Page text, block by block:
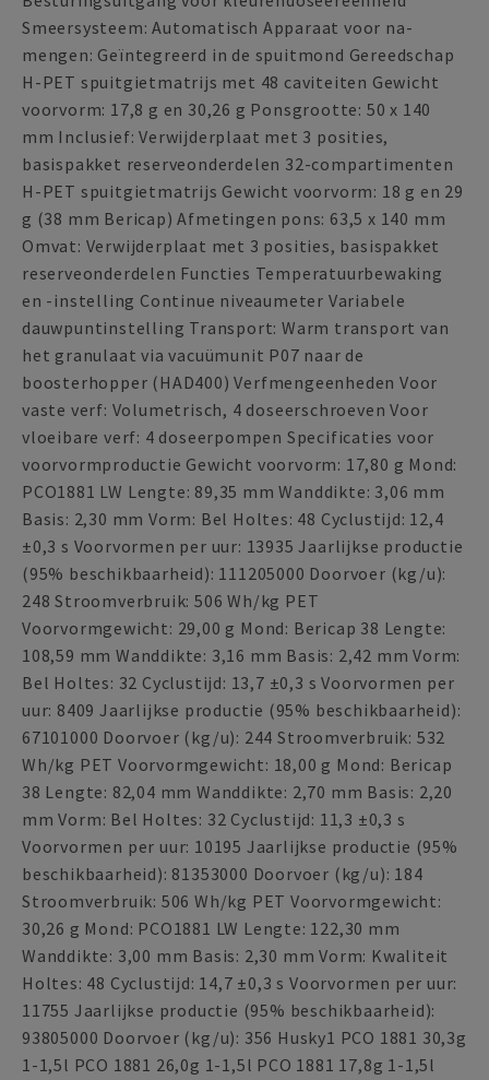
Smeersysteem: Automatisch Apparaat voor na-
mengen: Geïntegreerd in de spuitmond Gereedschap
H-PET spuitgietmatrijs met 48 caviteiten Gewicht
voorvorm: 17,8 g en 30,26 g Ponsgrootte: 50 x 140
mm Inclusief: Verwijderplaat met 3 posities,
basispakket reserveonderdelen 32-compartimenten
H-PET spuitgietmatrijs Gewicht voorvorm: 18 g en 29
g (38 mm Bericap) Afmetingen pons: 63,5 x 140 mm
Omvat: Verwijderplaat met 3 posities, basispakket
reserveonderdelen Functies Temperatuurbewaking
en -instelling Continue niveaumeter Variabele
dauwpuntinstelling Transport: Warm transport van
het granulaat via vacuümunit P07 naar de
boosterhopper (HAD400) Verfmengeenheden Voor
vaste verf: Volumetrisch, 4 doseerschroeven Voor
vloeibare verf: 4 doseerpompen Specificaties voor
voorvormproductie Gewicht voorvorm: 17,80 g Mond:
PCO1881 LW Lengte: 89,35 mm Wanddikte: 3,06 mm
Basis: 2,30 mm Vorm: Bel Holtes: 48 Cyclustijd: 12,4
±0,3 s Voorvormen per uur: 13935 Jaarlijkse productie
(95% beschikbaarheid): 111205000 Doorvoer (kg/u):
248 Stroomverbruik: 506 Wh/kg PET
Voorvormgewicht: 29,00 g Mond: Bericap 38 Lengte:
108,59 mm Wanddikte: 3,16 mm Basis: 2,42 mm Vorm:
Bel Holtes: 32 Cyclustijd: 13,7 ±0,3 s Voorvormen per
uur: 8409 Jaarlijkse productie (95% beschikbaarheid):
67101000 Doorvoer (kg/u): 244 Stroomverbruik: 532
Wh/kg PET Voorvormgewicht: 18,00 g Mond: Bericap
38 Lengte: 82,04 mm Wanddikte: 2,70 mm Basis: 2,20
mm Vorm: Bel Holtes: 32 Cyclustijd: 11,3 ±0,3 s
Voorvormen per uur: 10195 Jaarlijkse productie (95%
beschikbaarheid): 81353000 Doorvoer (kg/u): 184
Stroomverbruik: 506 Wh/kg PET Voorvormgewicht:
30,26 g Mond: PCO1881 LW Lengte: 122,30 mm
Wanddikte: 3,00 mm Basis: 2,30 mm Vorm: Kwaliteit
Holtes: 48 Cyclustijd: 14,7 ±0,3 s Voorvormen per uur:
11755 Jaarlijkse productie (95% beschikbaarheid):
93805000 Doorvoer (kg/u): 356 Husky1 PCO 1881 30,3g
1-1,5l PCO 1881 26,0g 1-1,5l PCO 1881 17,8g 1-1,5l